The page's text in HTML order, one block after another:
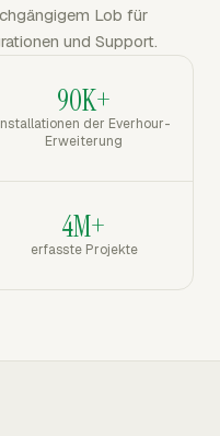
Lob für
und Support.
90K+
der Everhour-
Erweiterung
4M+
erfasste Projekte